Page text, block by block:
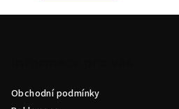
Obchodní podmínky